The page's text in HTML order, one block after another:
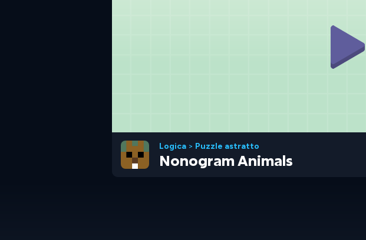
Logica > Puzzle astratto
Nonogram Animals